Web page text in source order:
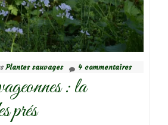
Mouron
blanc
Plantes sauvages 4 commentaires
: la
prés